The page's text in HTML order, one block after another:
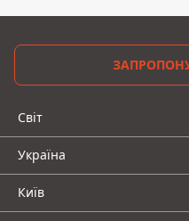
Світ
Україна
Київ